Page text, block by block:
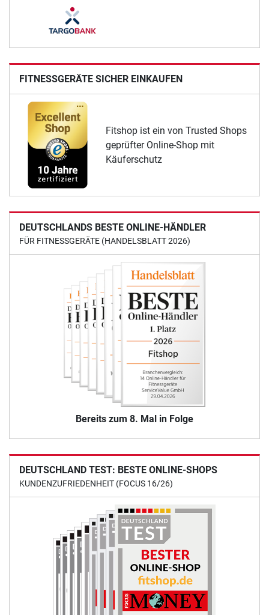
FITNESSGERÄTE SICHER EINKAUFEN
Fitshop ist ein von Trusted Shops
geprüfter Online-Shop mit
Käuferschutz
DEUTSCHLANDS BESTE ONLINE-HÄNDLER
FÜR FITNESSGERÄTE (HANDELSBLATT 2026)
Bereits zum 8. Mal in Folge
DEUTSCHLAND TEST: BESTE ONLINE-SHOPS
KUNDENZUFRIEDENHEIT (FOCUS 16/26)